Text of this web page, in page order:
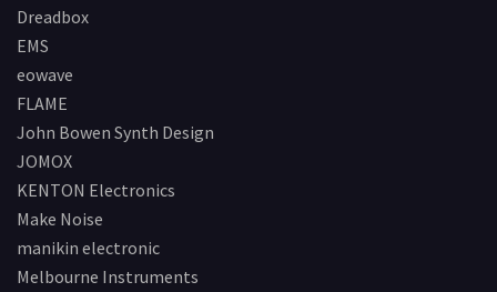
Dreadbox
EMS
eowave
FLAME
John Bowen Synth Design
JOMOX
KENTON Electronics
Make Noise
manikin electronic
Melbourne Instruments